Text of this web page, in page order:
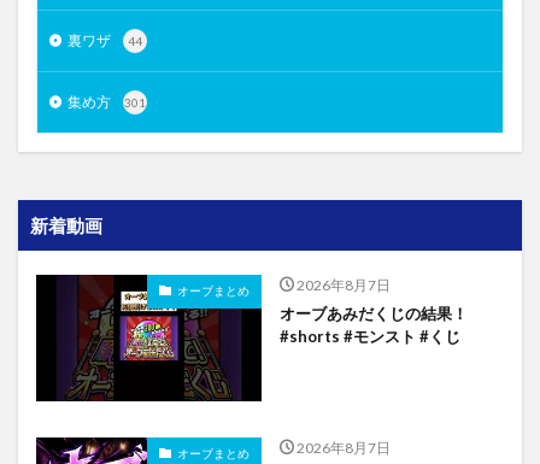
裏ワザ 44
集め方 301
新着動画
オーブまとめ 2026年8月7日
オーブあみだくじの結果！
#shorts #モンスト #くじ
オーブまとめ 2026年8月7日